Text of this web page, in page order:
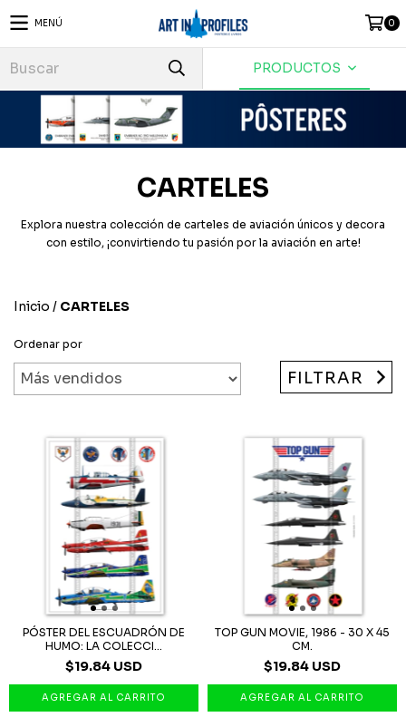
MENÚ 0
PRODUCTOS
CARTELES
Explora nuestra colección de carteles de aviación únicos y decora
con estilo, ¡convirtiendo tu pasión por la aviación en arte!
Inicio / CARTELES
Ordenar por
FILTRAR
PÓSTER DEL ESCUADRÓN DE
HUMO: LA COLECCI...
$19.84 USD
TOP GUN MOVIE, 1986 - 30 X 45
CM.
$19.84 USD